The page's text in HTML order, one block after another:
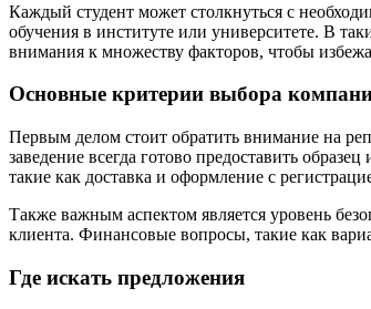
Каждый студент может столкнуться с
обучения в институте или университете. В
внимания к множеству факторов, чтобы
Основные критерии выбора
Первым делом стоит обратить внимание на
заведение всегда готово предоставить
такие как доставка и оформление с
Также важным аспектом является уровень
клиента. Финансовые вопросы, такие как
Где искать предложения